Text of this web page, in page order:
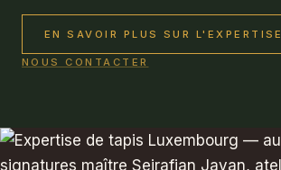
EN SAVOIR PLUS SUR L'EXPERTISE
NOUS CONTACTER